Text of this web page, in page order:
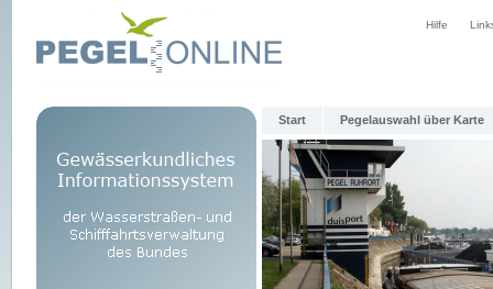
Hilfe
Start Pegelauswahl über Karte